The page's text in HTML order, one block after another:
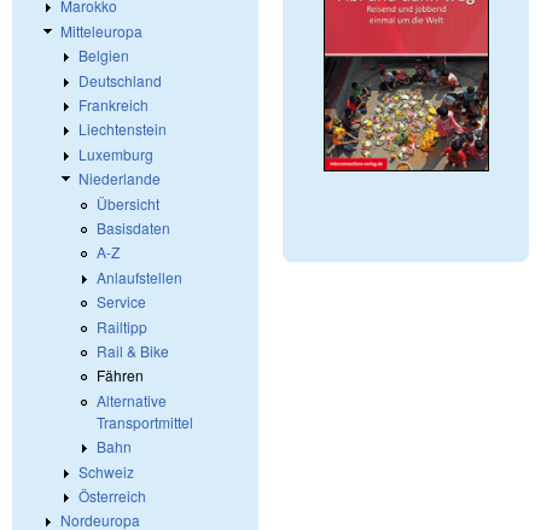
Marokko
Mitteleuropa
Belgien
Deutschland
Frankreich
Liechtenstein
Luxemburg
Niederlande
Übersicht
Basisdaten
A-Z
Anlaufstellen
Service
Railtipp
Rail & Bike
Fähren
Alternative
Transportmittel
Bahn
Schweiz
Österreich
Nordeuropa